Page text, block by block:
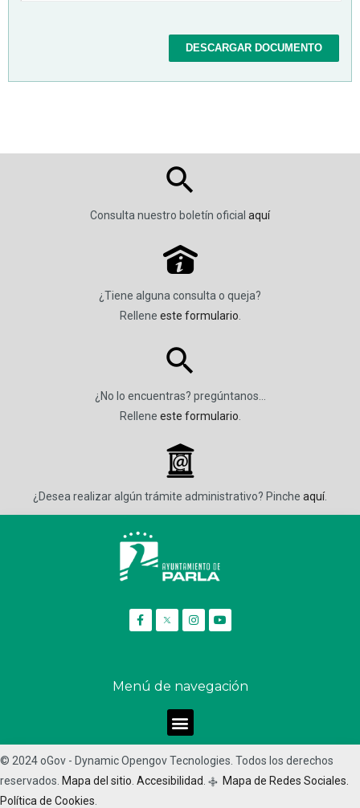
DESCARGAR DOCUMENTO
Consulta nuestro boletín oficial aquí
P
¿Tiene alguna consulta o queja?
Rellene este formulario.
¿No lo encuentras? pregúntanos…
Rellene este formulario.
_
¿Desea realizar algún trámite administrativo? Pinche aquí.
Menú de navegación
© 2024 oGov - Dynamic Opengov Tecnologies. Todos los derechos
reservados. Mapa del sitio Accesibilidad q
Mapa de Redes Sociales.
Política de Cookies